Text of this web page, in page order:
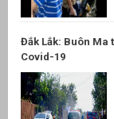
Đắk Lắk: Buôn
Covid-19